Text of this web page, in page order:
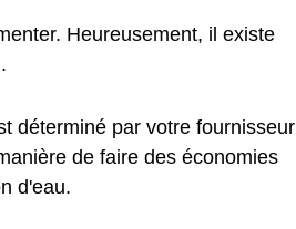
Heureusement, il existe
déterminé par votre fournisseur
de faire des économies
d'eau.